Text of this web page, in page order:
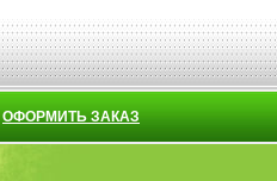
ОФОРМИТЬ ЗАКАЗ